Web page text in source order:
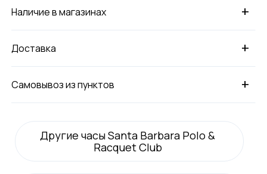
+
Наличие в магазинах
+
Доставка
+
Самовывоз из пунктов
Другие часы Santa Barbara Polo &
Racquet Club